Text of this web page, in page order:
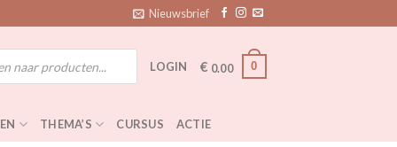
Nieuwsbrief
LOGIN € 0.00 0
THEMA’S CURSUS ACTIE